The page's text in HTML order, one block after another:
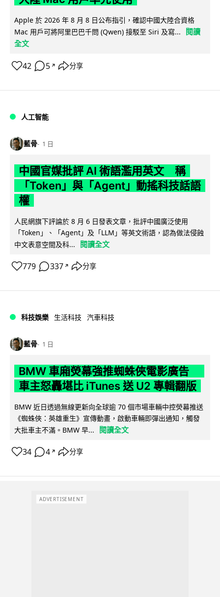
Apple 於 2026 年 8 月 8 日公布指引，確認中國大陸合資格
Mac 用戶可將阿里巴巴千問 (Qwen) 接駁至 Siri 及寫...
閱讀
全文
42 5 ↗ 分享
人工智能
藍骨 1 日
中國官媒批評 AI 術語濫用英文 稱
「Token」與「Agent」動搖科技話語
權
人民網旗下評論於 8 月 6 日發表文章，批評中國廣泛使用
「Token」、「Agent」及「LLM」等英文術語，認為做法侵蝕
中文表意空間及科...
閱讀全文
779 337 ↗ 分享
科技娛樂 生活科技 汽車科技
藍骨 1 日
BMW 車廂熒幕強推蜘蛛俠電影廣告
車主怒轟堪比 iTunes 送 U2 專輯翻版
BMW 近日透過無線更新向全球逾 70 個市場車輛中控熒幕推送
《蜘蛛俠：英雄重生》宣傳動畫，啟動車輛即彈出通知，觸發
大批車主不滿。BMW 早...
閱讀全文
34 4 ↗ 分享
ADVERTISEMENT